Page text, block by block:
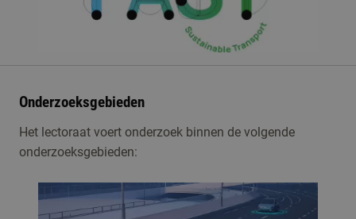
Onderzoeksgebieden
Het lectoraat voert onderzoek binnen de volgende
onderzoeksgebieden: